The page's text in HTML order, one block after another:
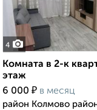
4
Комната в 2-к
этаж
6 000 ₽ в месяц
район Колмово